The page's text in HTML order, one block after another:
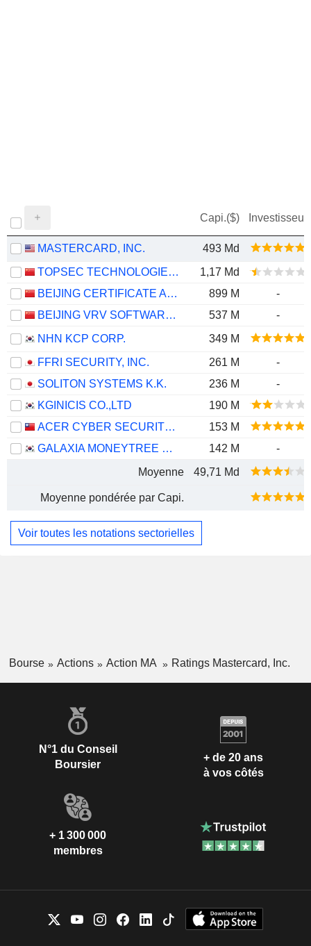
Capi.($) Investisseur
MASTERCARD, INC.
493 Md
TOPSEC TECHNOLOGIES GROUP INC.
1,17 Md
BEIJING CERTIFICATE AUTHORITY CO.,LTD.
899 M
-
BEIJING VRV SOFTWARE CORPORATION LIMITED
537 M
-
NHN KCP CORP.
349 M
FFRI SECURITY, INC.
261 M
-
SOLITON SYSTEMS K.K.
236 M
-
KGINICIS CO.,LTD
190 M
ACER CYBER SECURITY INC.
153 M
GALAXIA MONEYTREE CO., LTD.
142 M
-
Moyenne
49,71 Md
Moyenne pondérée par Capi.
Voir toutes les notations sectorielles
Bourse Actions Action MA Ratings Mastercard, Inc.
N°1 du Conseil
Boursier
+ de 20 ans
à vos côtés
+ 1 300 000
membres